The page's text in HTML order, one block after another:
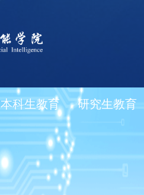
本科生教育 研究生教育